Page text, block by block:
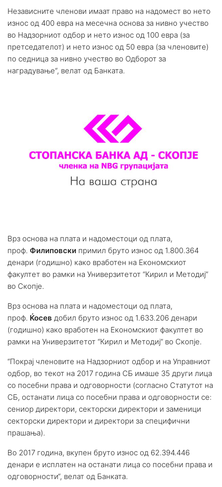
Независните членови имаат право на надомест во нето
износ од 400 евра на месечна основа за нивно учество
во Надзорниот одбор и нето износ од 100 евра (за
претседателот) и нето износ од 50 евра (за членовите)
по седница за нивно учество во Одборот за
наградување“, велат од Банката.
Врз основа на плата и надоместоци од плата,
проф. Филиповски примил бруто износ од 1.800.364
денари (годишно) како вработен на Економскиот
факултет во рамки на Универзитетот “Кирил и Методиј”
во Скопје.
Врз основа на плата и надоместоци од плата,
проф. Ќосев добил бруто износ од 1.633.206 денари
(годишно) како вработен на Економскиот факултет во
рамки на Универзитетот “Кирил и Методиј” во Скопје.
“Покрај членовите на Надзорниот одбор и на Управниот
одбор, во текот на 2017 година СБ имаше 35 други лица
со посебни права и одговорности (согласно Статутот на
СБ, останати лица со посебни права и одговорности се:
сениор директори, секторски директори и заменици
секторски директори и директори за специфични
прашања).
Во 2017 година, вкупен бруто износ од 62.394.446
денари е исплатен на останати лица со посебни права и
одговорности“, велат од Банката.